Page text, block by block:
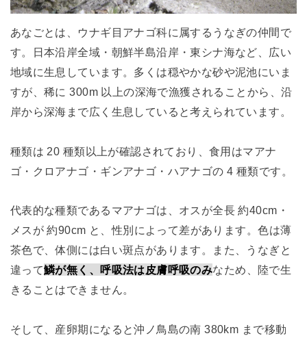
あなごとは、ウナギ目アナゴ科に属するうなぎの仲間で
す。日本沿岸全域・朝鮮半島沿岸・東シナ海など、広い
地域に生息しています。多くは穏やかな砂や泥池にいま
すが、稀に 300m 以上の深海で漁獲されることから、沿
岸から深海まで広く生息していると考えられています。
種類は 20 種類以上が確認されており、食用はマアナ
ゴ・クロアナゴ・ギンアナゴ・ハアナゴの 4 種類です。
代表的な種類であるマアナゴは、オスが全長 約40cm・
メスが 約90cm と、性別によって差があります。色は薄
茶色で、体側には白い斑点があります。また、うなぎと
違って鱗が無く、呼吸法は皮膚呼吸のみなため、陸で生
きることはできません。
そして、産卵期になると沖ノ鳥島の南 380km まで移動